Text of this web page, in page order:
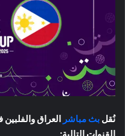
نُقل بث مباشر